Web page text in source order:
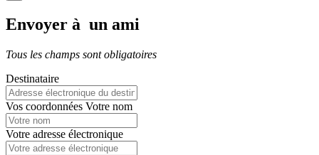
Envoyer à un ami
Tous les champs sont obligatoires
Destinataire
Vos coordonnées Votre nom
Votre adresse électronique